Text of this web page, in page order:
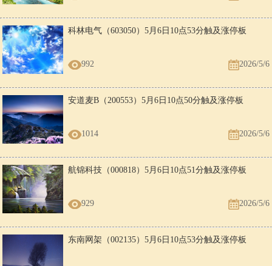
科林电气（603050）5月6日10点53分触及涨停板
992 2026/5/6
安道麦B（200553）5月6日10点50分触及涨停板
1014 2026/5/6
航锦科技（000818）5月6日10点51分触及涨停板
929 2026/5/6
东南网架（002135）5月6日10点53分触及涨停板